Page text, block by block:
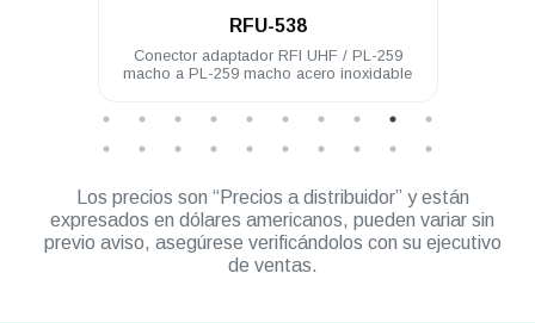
RFU-538
Conector adaptador RFI UHF / PL-259
macho a PL-259 macho acero inoxidable
Los precios son “Precios a distribuidor” y están
expresados en dólares americanos, pueden variar sin
previo aviso, asegúrese verificándolos con su ejecutivo
de ventas.